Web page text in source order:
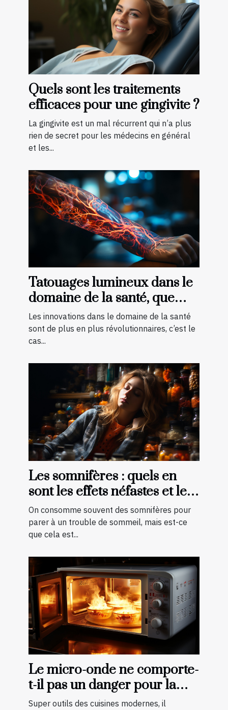
Quels sont les traitements
efficaces pour une gingivite ?
La gingivite est un mal récurrent qui n’a plus
rien de secret pour les médecins en général
et les...
Tatouages lumineux dans le
domaine de la santé, que
faut-il savoir ?
Les innovations dans le domaine de la santé
sont de plus en plus révolutionnaires, c’est le
cas...
Les somnifères : quels en
sont les effets néfastes et les
palliatifs ?
On consomme souvent des somnifères pour
parer à un trouble de sommeil, mais est-ce
que cela est...
Le micro-onde ne comporte-
t-il pas un danger pour la
cuisson des aliments ?
Super outils des cuisines modernes, il